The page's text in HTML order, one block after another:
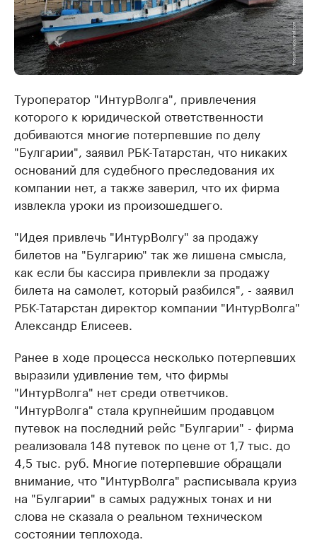
Туроператор "ИнтурВолга", привлечения
которого к юридической ответственности
добиваются многие потерпевшие по делу
"Булгарии", заявил РБК-Татарстан, что никаких
оснований для судебного преследования их
компании нет, а также заверил, что их фирма
извлекла уроки из произошедшего.
"Идея привлечь "ИнтурВолгу" за продажу
билетов на "Булгарию" так же лишена смысла,
как если бы кассира привлекли за продажу
билета на самолет, который разбился", - заявил
РБК-Татарстан директор компании "ИнтурВолга"
Александр Елисеев.
Ранее в ходе процесса несколько потерпевших
выразили удивление тем, что фирмы
"ИнтурВолга" нет среди ответчиков.
"ИнтурВолга" стала крупнейшим продавцом
путевок на последний рейс "Булгарии" - фирма
реализовала 148 путевок по цене от 1,7 тыс. до
4,5 тыс. руб. Многие потерпевшие обращали
внимание, что "ИнтурВолга" расписывала круиз
на "Булгарии" в самых радужных тонах и ни
слова не сказала о реальном техническом
состоянии теплохода.